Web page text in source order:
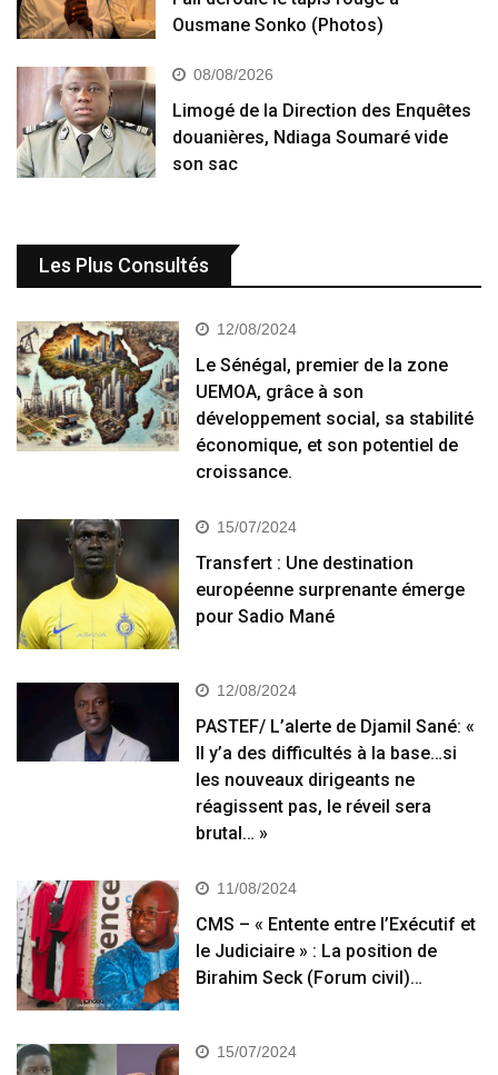
Ousmane Sonko (Photos)
08/08/2026
Limogé de la Direction des Enquêtes
douanières, Ndiaga Soumaré vide
son sac
Les Plus Consultés
12/08/2024
Le Sénégal, premier de la zone
UEMOA, grâce à son
développement social, sa stabilité
économique, et son potentiel de
croissance.
15/07/2024
Transfert : Une destination
européenne surprenante émerge
pour Sadio Mané
12/08/2024
PASTEF/ L’alerte de Djamil Sané: «
Il y’a des difficultés à la base…si
les nouveaux dirigeants ne
réagissent pas, le réveil sera
brutal… »
11/08/2024
CMS – « Entente entre l’Exécutif et
le Judiciaire » : La position de
Birahim Seck (Forum civil)…
15/07/2024